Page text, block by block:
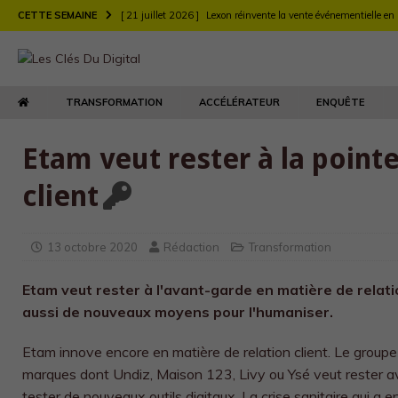
CETTE SEMAINE [ 21 juillet 2026 ] Lexon réinvente la vente événementielle en
TRANSFORMATION
[ 21 juillet 2026 ] Le retour produit : un enjeu de relation client
[ 21 juillet 2026 ]
TRANSFORMATION ACCÉLÉRATEUR ENQUÊTE
Etam veut rester à la
client
13 octobre 2020 Rédaction Transformation
Etam veut rester à l'avant-garde en matière de
aussi de nouveaux moyens pour l'humaniser.
Etam innove encore en matière de relation client. Le groupe
marques dont Undiz, Maison 123, Livy ou Ysé veut rester